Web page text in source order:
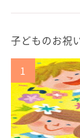
子どものお祝